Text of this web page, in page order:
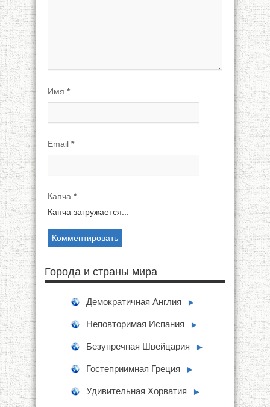
Имя *
Email *
Капча *
Капча загружается...
Города и страны мира
Демократичная Англия ►
Неповторимая Испания ►
Безупречная Швейцария ►
Гостеприимная Греция ►
Удивительная Хорватия ►